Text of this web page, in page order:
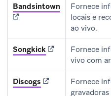
Bandsintown(opens in
Fornece
locais e
ao vivo.
Songkick (opens in new tab)
Fornece
vivo com
Discogs (opens in new tab)
Fornece
gravadoras